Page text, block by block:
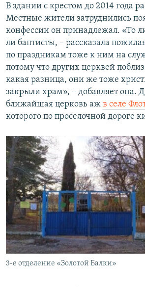
В здании с крестом до 2014 года
Местные жители затруднились
конфессии он принадлежал. «То
ли баптисты, – рассказала
по праздникам тоже к ним на
потому что других церквей
какая разница, они же тоже
закрыли храм», – добавляет она.
ближайшая церковь аж в селе
которого по проселочной дороге
3-е отделение «Золотой Балки»